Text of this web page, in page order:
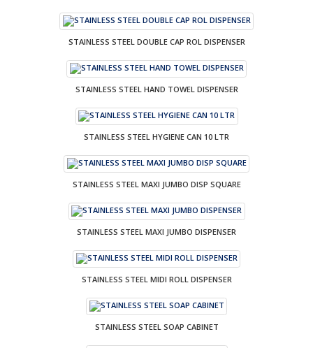
STAINLESS STEEL DOUBLE CAP ROL DISPENSER
STAINLESS STEEL HAND TOWEL DISPENSER
STAINLESS STEEL HYGIENE CAN 10 LTR
STAINLESS STEEL MAXI JUMBO DISP SQUARE
STAINLESS STEEL MAXI JUMBO DISPENSER
STAINLESS STEEL MIDI ROLL DISPENSER
STAINLESS STEEL SOAP CABINET